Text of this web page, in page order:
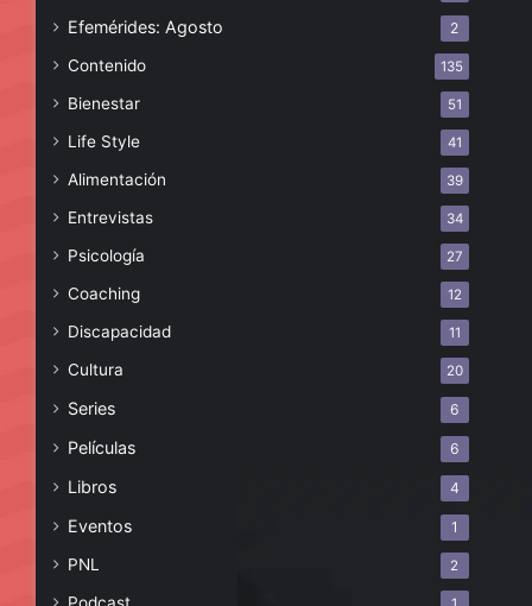
Efemérides: Agosto 2
Contenido 135
Bienestar 51
Life Style 41
Alimentación 39
Entrevistas 34
Psicología 27
Coaching 12
Discapacidad 11
Cultura 20
Series 6
Películas 6
Libros 4
Eventos 1
PNL 2